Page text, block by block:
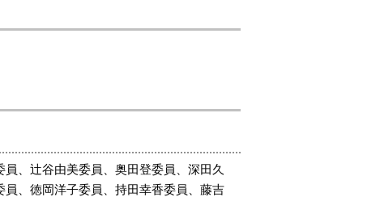
、辻谷由美委員、奥田登委員、深田久
、徳岡洋子委員、持田幸香委員、藤吉